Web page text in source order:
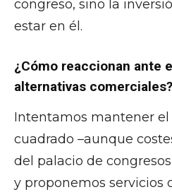
congreso, sino la
estar en él.
¿Cómo reaccionan ante
alternativas comerciales?
Intentamos mantener
cuadrado –aunque
del palacio de
y proponemos servicios